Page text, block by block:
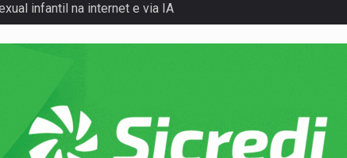
infantil na internet e via IA
nuclear, defesa e ciência em Brasília
com participação de Marcela Bonfim
isoladas nesta sexta-feira (7)